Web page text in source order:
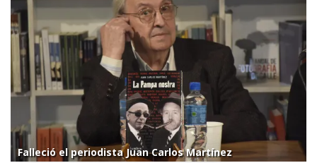
Falleció el periodista Juan Carlos Martínez